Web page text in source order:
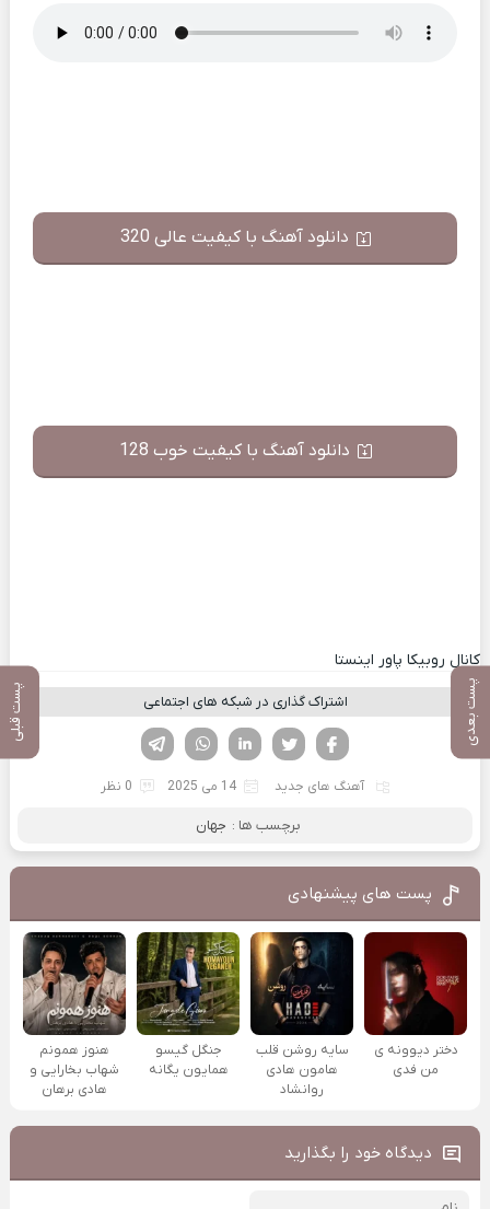
پست بعدی پست قبلی
دانلود آهنگ با کیفیت عالی 320
دانلود آهنگ با کیفیت خوب 128
کانال روبیکا پاور اینستا
اشتراک گذاری در شبکه های اجتماعی
لینکدین تویتر
فیسوک
آهنگ های جدید 14 می 2025 0 نظر
برچسب ها : جهان
پست های پیشنهادی
دختر دیوونه ی
من فدی
سایه روشن قلب
هامون هادی
روانشاد
جنگل گیسو
همایون یگانه
هنوز همونم
شهاب بخارایی و
هادی برهان
دیدگاه خود را بگذارید